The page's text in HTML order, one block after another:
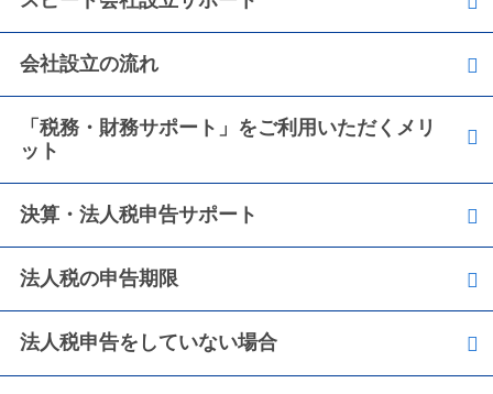
会社設立の流れ
「税務・財務サポート」をご利用いただくメリ
ット
決算・法人税申告サポート
法人税の申告期限
法人税申告をしていない場合